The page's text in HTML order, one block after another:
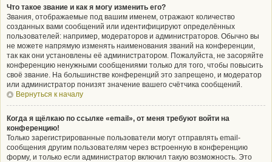
Что такое звание и как я могу изменить его?
Звания, отображаемые под вашим именем, отражают количество
созданных вами сообщений или идентифицируют определённых
пользователей: например, модераторов и администраторов. Обычно вы
не можете напрямую изменять наименования званий на конференции,
так как они установлены её администратором. Пожалуйста, не засоряйте
конференцию ненужными сообщениями только для того, чтобы повысить
своё звание. На большинстве конференций это запрещено, и модератор
или администратор понизят значение вашего счётчика сообщений.
Вернуться к началу
Когда я щёлкаю по ссылке «email», от меня требуют войти на
конференцию!
Только зарегистрированные пользователи могут отправлять email-
сообщения другим пользователям через встроенную в конференцию
форму, и только если администратор включил такую возможность. Это